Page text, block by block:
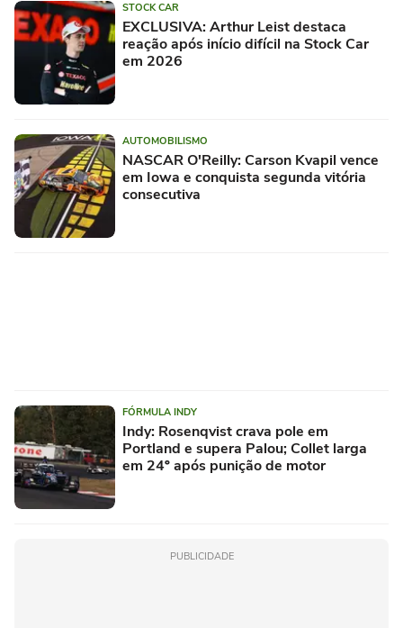
STOCK CAR
EXCLUSIVA: Arthur Leist destaca
reação após início difícil na Stock Car
em 2026
AUTOMOBILISMO
NASCAR O'Reilly: Carson Kvapil vence
em Iowa e conquista segunda vitória
consecutiva
FÓRMULA INDY
Indy: Rosenqvist crava pole em
Portland e supera Palou; Collet larga
em 24º após punição de motor
PUBLICIDADE